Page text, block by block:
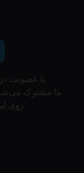
با عضویت
روی لینک در ایمیلی که دریافت می‌کنید، عضویت خود را تأیید کنید.